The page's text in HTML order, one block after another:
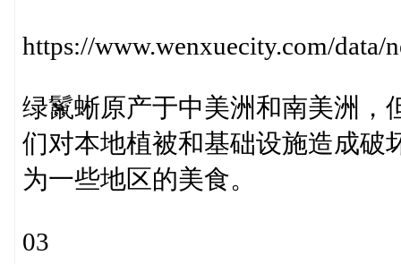
https://www.wenxuecity.com/data/
绿鬣蜥原产于中美洲和南美洲，
们对本地植被和基础设施造成破
为一些地区的美食。
03